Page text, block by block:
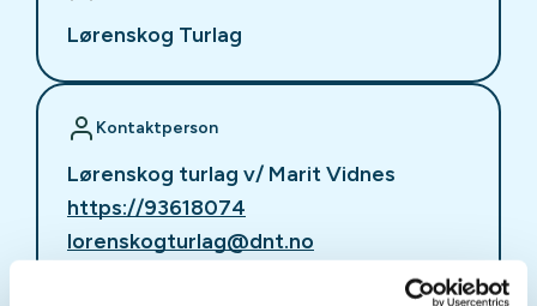
Lørenskog Turlag
Kontaktperson
Lørenskog turlag v/ Marit Vidnes
https://93618074
lorenskogturlag@dnt.no